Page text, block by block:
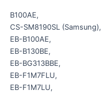
B100AE,
CS-SM8190SL (Samsung),
EB-B100AE,
EB-B130BE,
EB-BG313BBE,
EB-F1M7FLU,
EB-F1M7LU,